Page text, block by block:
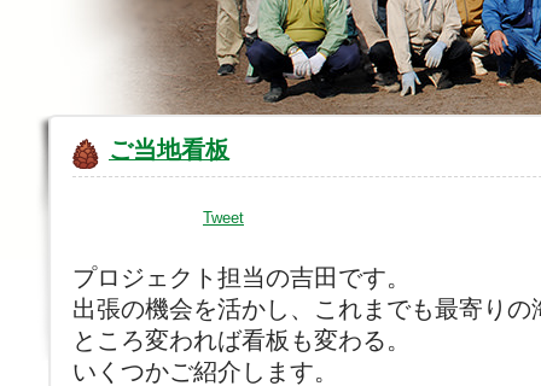
ご当地看板
Tweet
プロジェクト担当の吉田です。
出張の機会を活かし、これまでも最寄り
ところ変われば看板も変わる。
いくつかご紹介します。